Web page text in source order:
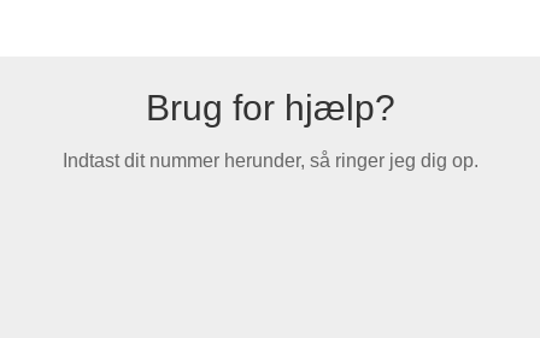
Brug for hjælp?
Indtast dit nummer herunder, så ringer jeg dig op.